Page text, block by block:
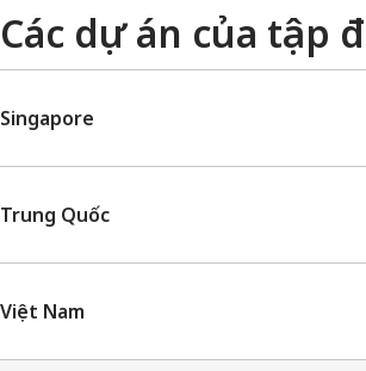
Các dự án của tập
Singapore
Trung Quốc
Việt Nam